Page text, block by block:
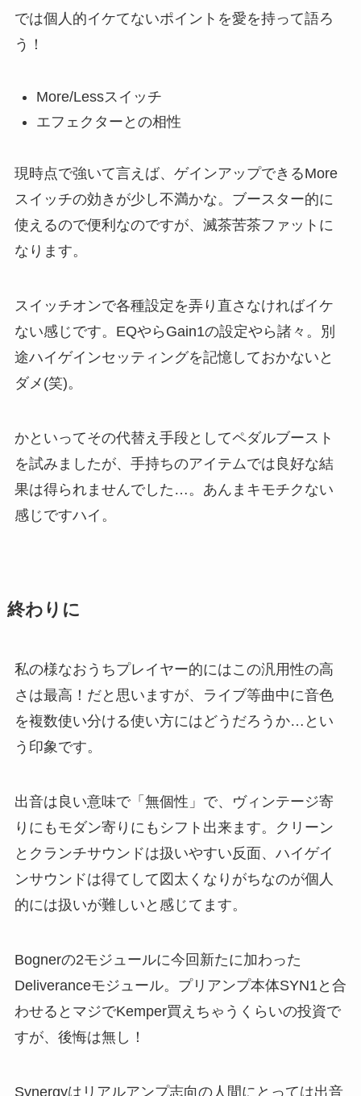
では個人的イケてないポイントを愛を持って語ろ
う！
More/Lessスイッチ
エフェクターとの相性
現時点で強いて言えば、ゲインアップできるMore
スイッチの効きが少し不満かな。ブースター的に
使えるので便利なのですが、滅茶苦茶ファットに
なります。
スイッチオンで各種設定を弄り直さなければイケ
ない感じです。EQやらGain1の設定やら諸々。別
途ハイゲインセッティングを記憶しておかないと
ダメ(笑)。
かといってその代替え手段としてペダルブースト
を試みましたが、手持ちのアイテムでは良好な結
果は得られませんでした…。あんまキモチクない
感じですハイ。
終わりに
私の様なおうちプレイヤー的にはこの汎用性の高
さは最高！だと思いますが、ライブ等曲中に音色
を複数使い分ける使い方にはどうだろうか…とい
う印象です。
出音は良い意味で「無個性」で、ヴィンテージ寄
りにもモダン寄りにもシフト出来ます。クリーン
とクランチサウンドは扱いやすい反面、ハイゲイ
ンサウンドは得てして図太くなりがちなのが個人
的には扱いが難しいと感じてます。
Bognerの2モジュールに今回新たに加わった
Deliveranceモジュール。プリアンプ本体SYN1と合
わせるとマジでKemper買えちゃうくらいの投資で
すが、後悔は無し！
Synergyはリアルアンプ志向の人間にとっては出音